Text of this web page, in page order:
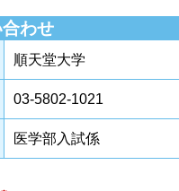
わせ
順天堂大学
03-5802-1021
医学部入試係